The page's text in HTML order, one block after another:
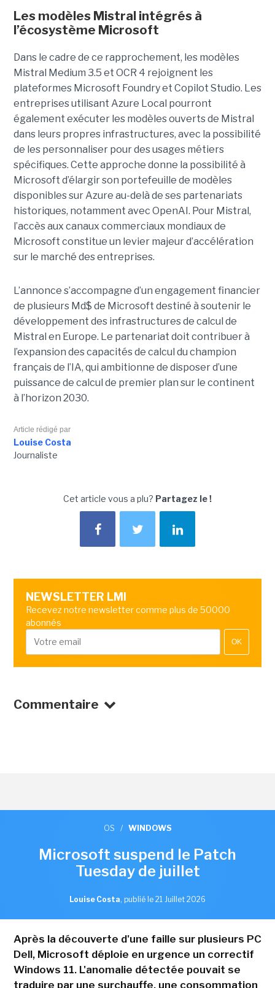
Les modèles Mistral intégrés à
l’écosystème Microsoft
Dans le cadre de ce rapprochement, les modèles
Mistral Medium 3.5 et OCR 4 rejoignent les
plateformes Microsoft Foundry et Copilot Studio. Les
entreprises utilisant Azure Local pourront
également exécuter les modèles ouverts de Mistral
dans leurs propres infrastructures, avec la possibilité
de les personnaliser pour des usages métiers
spécifiques. Cette approche donne la possibilité à
Microsoft d’élargir son portefeuille de modèles
disponibles sur Azure au-delà de ses partenariats
historiques, notamment avec OpenAI. Pour Mistral,
l’accès aux canaux commerciaux mondiaux de
Microsoft constitue un levier majeur d’accélération
sur le marché des entreprises.
L’annonce s’accompagne d’un engagement financier
de plusieurs Md$ de Microsoft destiné à soutenir le
développement des infrastructures de calcul de
Mistral en Europe. Le partenariat doit contribuer à
l’expansion des capacités de calcul du champion
français de l’IA, qui ambitionne de disposer d’une
puissance de calcul de premier plan sur le continent
à l’horizon 2030.
Article rédigé par
Louise Costa
Journaliste
Cet article vous a plu? Partagez le !
NEWSLETTER LMI
Recevez notre newsletter comme plus de 50000
abonnés
OK
Commentaire
OS / WINDOWS
Microsoft suspend le Patch
Tuesday de juillet
Louise Costa, publié le 21 Juillet 2026
Après la découverte d'une faille sur plusieurs PC
Dell, Microsoft déploie en urgence un correctif
Windows 11. L'anomalie détectée pouvait se
traduire par une surchauffe, une consommation